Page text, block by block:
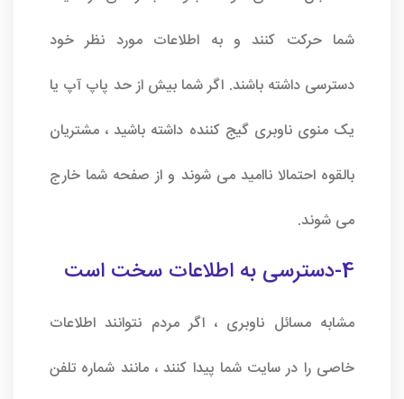
شما حرکت کنند و به اطلاعات مورد نظر خود
دسترسی داشته باشند. اگر شما بیش از حد پاپ آپ یا
یک منوی ناوبری گیج کننده داشته باشید ، مشتریان
بالقوه احتمالا ناامید می شوند و از صفحه شما خارج
می شوند.
4-دسترسی به اطلاعات سخت است
مشابه مسائل ناوبری ، اگر مردم نتوانند اطلاعات
خاصی را در سایت شما پیدا کنند ، مانند شماره تلفن